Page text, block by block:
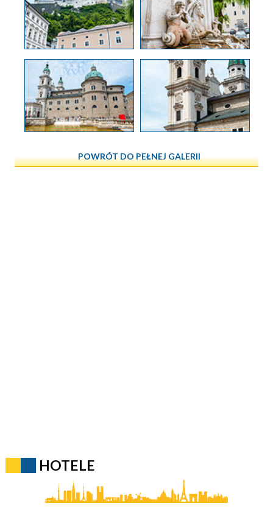
POWRÓT DO PEŁNEJ GALERII
HOTELE